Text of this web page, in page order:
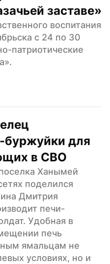
заставе»
воспитания
с 24 по 30
патриотические
буржуйки для
в СВО
Ханымей
поделился
Дмитрия
печи-
Удобная в
печь
ямальцам не
условиях, но и